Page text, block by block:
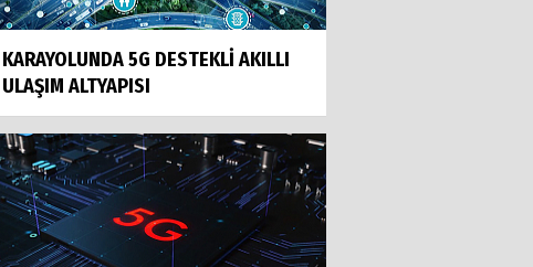
KARAYOLUNDA 5G DESTEKLİ AKILLI
ULAŞIM ALTYAPISI